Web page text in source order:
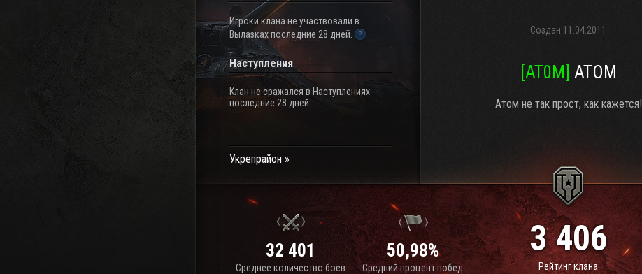
Игроки клана не участвовали в
Вылазках последние 28 дней.
Наступления
Клан не сражался в Наступлениях
последние 28 дней.
Укрепрайон
Создан 11.04.2011
[AT0M] АТОМ
Атом не так прост, как кажется!
32 401
Среднее количество боёв
50,98%
Средний процент побед
3 406
Рейтинг клана